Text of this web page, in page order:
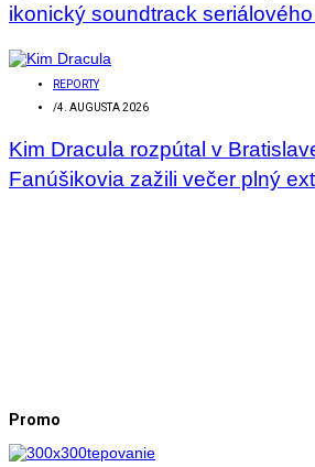
ikonický soundtrack
REPORTY
/4. AUGUSTA 2026
Kim Dracula rozpútal v
Fanúšikovia zažili večer plný
Promo